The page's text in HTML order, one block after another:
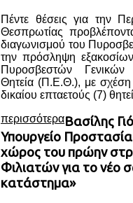
Πέντε θέσεις για την
Θεσπρωτίας
διαγωνισμού του
την πρόσληψη
Πυροσβεστών
Θητεία (Π.Ε.Θ.), με σχέση
δικαίου επταετούς (7)
περισσότεραΒασίλης
Υπουργείο
χώρος του πρώην
Φιλιατών για το νέο
κατάστημα»